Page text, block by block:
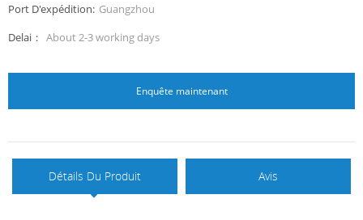
Port D'expédition: Guangzhou
Delai： About 2-3 working days
Enquête maintenant
Détails Du Produit Avis